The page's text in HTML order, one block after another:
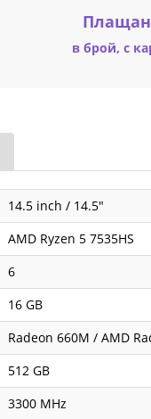
в брой, с
14.5 inch / 14.5"
AMD Ryzen 5 7535HS
6
16 GB
Radeon 660M / AMD
512 GB
3300 MHz